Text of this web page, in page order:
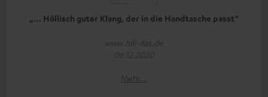
„… Höllisch guter Klang, der in die Handtasche passt“
www.hifi-ifas.de
06.12.2020
Mehr...